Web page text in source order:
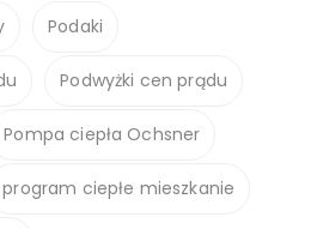
Podaki
Podwyżki cen prądu
Pompa ciepła Ochsner
program ciepłe mieszkanie